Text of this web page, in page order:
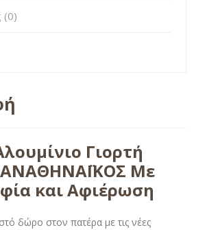
(0)
Γιορτή
Με
και Αφιέρωση
δώρο στον πατέρα με τις νέες